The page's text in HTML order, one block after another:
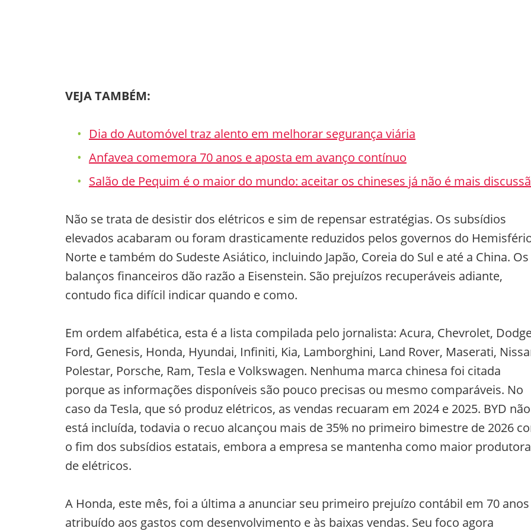
VEJA TAMBÉM:
Dia do Automóvel traz alento em melhorar segurança viária
Anfavea comemora 70 anos e aposta em avanço contínuo
Salão de Pequim é o maior do mundo: aceitar os chineses já não é mais
Não se trata de desistir dos elétricos e sim de repensar estratégias. Os subsídios
elevados acabaram ou foram drasticamente reduzidos pelos governos do
Norte e também do Sudeste Asiático, incluindo Japão, Coreia do Sul e até a China. Os
balanços financeiros dão razão a Eisenstein. São prejuízos recuperáveis adiante,
contudo fica difícil indicar quando e como.
Em ordem alfabética, esta é a lista compilada pelo jornalista: Acura, Chevrolet,
Ford, Genesis, Honda, Hyundai, Infiniti, Kia, Lamborghini, Land Rover, Maserati,
Polestar, Porsche, Ram, Tesla e Volkswagen. Nenhuma marca chinesa foi citada
porque as informações disponíveis são pouco precisas ou mesmo comparáveis. No
caso da Tesla, que só produz elétricos, as vendas recuaram em 2024 e 2025. BYD não
está incluída, todavia o recuo alcançou mais de 35% no primeiro bimestre de 2026
o fim dos subsídios estatais, embora a empresa se mantenha como maior produtora
de elétricos.
A Honda, este mês, foi a última a anunciar seu primeiro prejuízo contábil em 70 anos
atribuído aos gastos com desenvolvimento e às baixas vendas. Seu foco agora